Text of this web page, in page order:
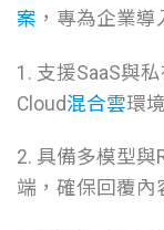
案 ，專為企業
1. 支援SaaS與
Cloud混合雲環
2. 具備多模型與
端，確保回覆內